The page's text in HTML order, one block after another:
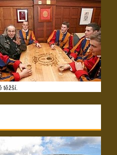
těžší.